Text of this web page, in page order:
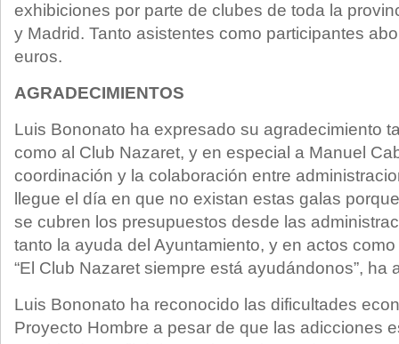
exhibiciones por parte de clubes de toda la
y Madrid. Tanto asistentes como participantes
euros.
AGRADECIMIENTOS
Luis Bononato ha expresado su agradecimiento
como al Club Nazaret, y en especial a Manuel
coordinación y la colaboración entre
llegue el día en que no existan estas galas
se cubren los presupuestos desde las
tanto la ayuda del Ayuntamiento, y en actos
“El Club Nazaret siempre está ayudándonos”, ha
Luis Bononato ha reconocido las dificultades
Proyecto Hombre a pesar de que las adicciones